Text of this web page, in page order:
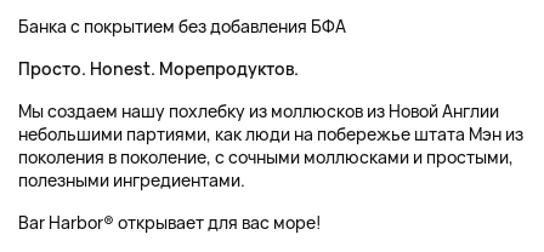
Банка с покрытием без добавления БФА
Просто. Honest. Морепродуктов.
Мы создаем нашу похлебку из моллюсков из Новой Англии
небольшими партиями, как люди на побережье штата Мэн из
поколения в поколение, с сочными моллюсками и простыми,
полезными ингредиентами.
Bar Harbor® открывает для вас море!